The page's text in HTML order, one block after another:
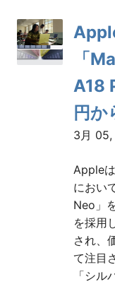
の
ペ
「
A18
円か
3月
Apple
におい
Neo」
を採用
され、
て注目
「シル